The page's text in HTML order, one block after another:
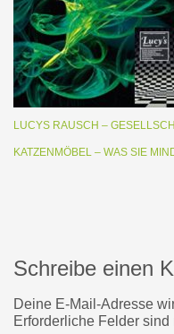
LUCYS RAUSCH –
KATZENMÖBEL – WAS SIE
Schreibe einen
Deine E-Mail-Adresse
Erforderliche Felder sind